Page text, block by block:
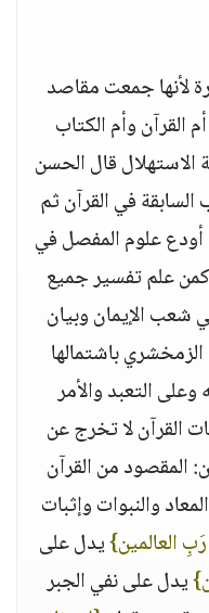
لأنها جمعت مقاصد
القرآن وأم الكتاب
الاستهلال قال الحسن
في القرآن ثم
أودع علوم المفصل في
علم تفسير جميع
شعب الإيمان وبيان
باشتمالها
وعلى التعبد والأمر
القرآن لا تخرج عن
المقصود من القرآن
والنبوات وإثبات
العالمين‏}‏ يدل على
‏ يدل على نفي الجبر